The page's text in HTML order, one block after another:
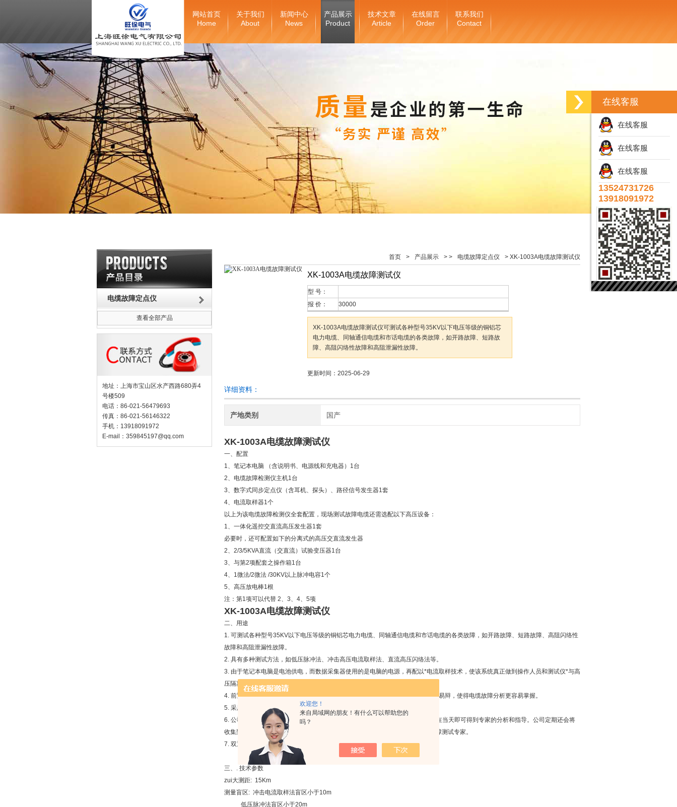
欢迎您！
来自局域网的朋友！有什么可以帮助您的
吗？
网站首页
Home
关于我们
About
新闻中心
News
产品展示
Product
技术文章
Article
在线留言
Order
联系我们
Contact
电缆故障定点仪
查看全部产品
地址：上海市宝山区水产西路680弄4
号楼509
电话：86-021-56479693
传真：86-021-56146322
手机：13918091972
E-mail： 359845197@qq.com
首页 > 产品展示 > > 电缆故障定点仪 > XK-1003A电缆故障测试仪
XK-1003A电缆故障测试仪
型 号：
报 价：
30000
XK-1003A电缆故障测试仪可测试各种型号35KV以下电压等级的铜铝芯
电力电缆、同轴通信电缆和市话电缆的各类故障，如开路故障、短路故
障、高阻闪络性故障和高阻泄漏性故障。
更新时间：2025-06-29
详细资料：
产地类别 国产
XK-1003A电缆故障测试仪
一、配置
1、笔记本电脑 （含说明书、电源线和充电器）1台
2、电缆故障检测仪主机1台
3、数字式同步定点仪（含耳机、探头）、路径信号发生器1套
4、电流取样器1个
以上为该电缆故障检测仪全套配置，现场测试故障电缆还需选配以下高压设备：
1、一体化遥控交直流高压发生器1套
必要时，还可配置如下的分离式的高压交直流发生器
2、2/3/5KVA直流（交直流）试验变压器1台
3、与第2项配套之操作箱1台
4、1微法/2微法 /30KV以上脉冲电容1个
5、高压放电棒1根
注：第1项可以代替 2、3、4、5项
XK-1003A电缆故障测试仪
二、用途
1. 可测试各种型号35KV以下电压等级的铜铝芯电力电缆、同轴通信电缆和市话电缆的各类故障，如开路故障、短路故障、高阻闪络性
故障和高阻泄漏性故障。
2. 具有多种测试方法，如低压脉冲法、冲击高压电流取样法、直流高压闪络法等。
3. 由于笔记本电脑是电池供电，而数据采集器使用的是电脑的电源，再配以*电流取样技术，使该系统真正做到操作人员和测试仪*与高
压隔离，抗干扰能力强，同时保证了测试可靠性和人机的安全。
4. 前置采样测量单元采用*信号处理技术，全汉化大屏幕显示，测试波形特征清晰易辩，使得电缆故障分析更容易掌握。
5. 采用基于Windows平台的软件，更具人性化设计，操作简便。
6. 公司开展的网上服务业务更加方便用户，只要您将测试波形通过发给我们，您在当天即可得到专家的分析和指导。公司定期还会将
收集到的各类电缆故障波形及其分析结果通过发给您，使您很快也会成为电缆故障测试专家。
7. 双通道同屏对比数据处理技术，有利于您进行波形的对比分析。
三、. 技术参数
zui大测距: 15Km
测量盲区: 冲击电流取样法盲区小于10m
低压脉冲法盲区小于20m
在线客服
在线客服
在线客服
在线客服
13524731726
13918091972